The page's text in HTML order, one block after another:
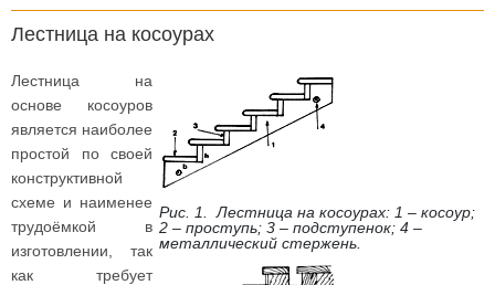
Лестница на косоурах
Рис. 1. Лестница на косоурах: 1 – косоур;
2 – проступь; 3 – подступенок; 4 –
металлический стержень.
Лестница на
основе косоуров
является наиболее
простой по своей
конструктивной
схеме и наименее
трудоёмкой в
изготовлении, так
как требует